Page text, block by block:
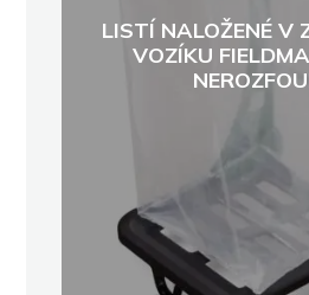
LISTÍ NALOŽENÉ V
VOZÍKU